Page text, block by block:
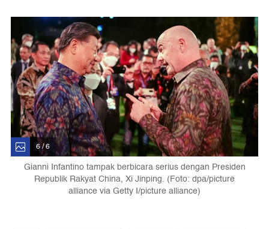
6 / 6
Gianni Infantino tampak berbicara serius dengan Presiden
Republik Rakyat China, Xi Jinping. (Foto: dpa/picture
alliance via Getty I/picture alliance)